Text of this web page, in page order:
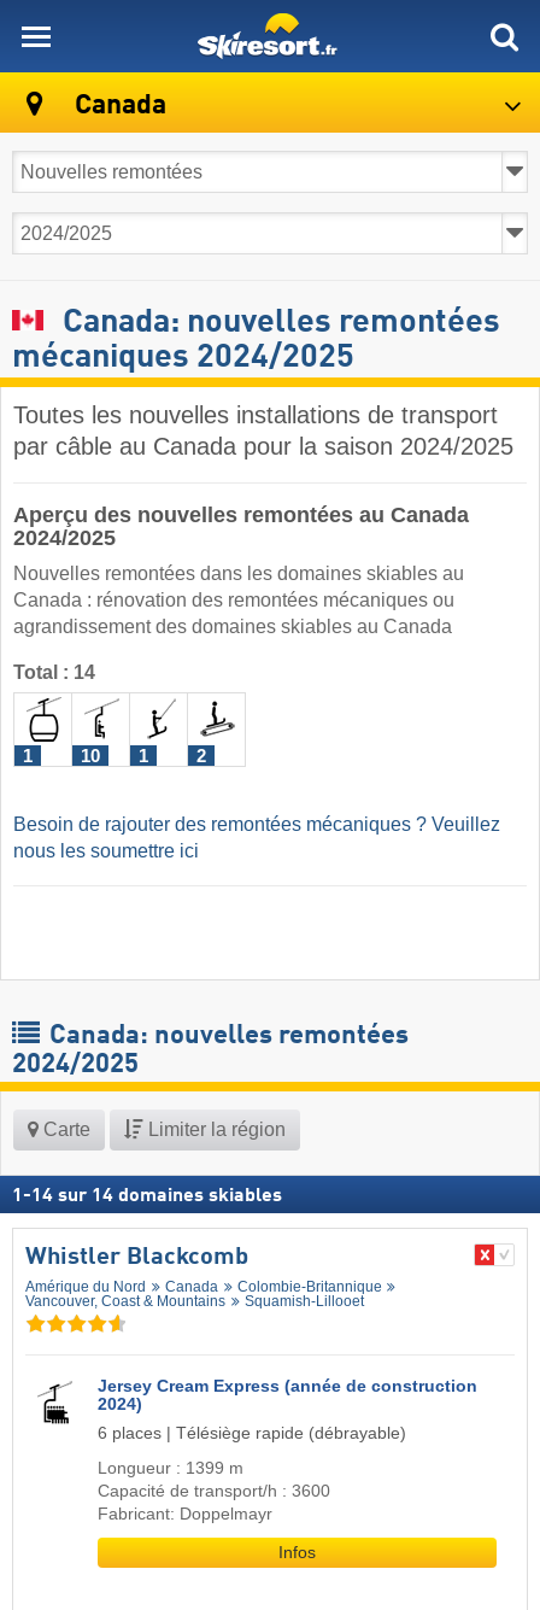
Canada
Canada: nouvelles remontées
mécaniques 2024/2025
Toutes les nouvelles installations de transport
par câble au Canada pour la saison 2024/2025
Aperçu des nouvelles remontées au Canada
2024/2025
Nouvelles remontées dans les domaines skiables au
Canada : rénovation des remontées mécaniques ou
agrandissement des domaines skiables au Canada
Total : 14
1 10 1 2
Besoin de rajouter des remontées mécaniques ? Veuillez
nous les soumettre ici
Canada: nouvelles remontées
2024/2025
Carte Limiter la région
1 -14 sur 14 domaines skiables
Whistler Blackcomb
Amérique du Nord Canada
Colombie-Britannique
Vancouver, Coast & Mountains
Squamish-Lillooet
Jersey Cream Express (année de construction
2024)
6 places | Télésiège rapide (débrayable)
Longueur : 1399 m
Capacité de transport/h : 3600
Fabricant: Doppelmayr
Infos